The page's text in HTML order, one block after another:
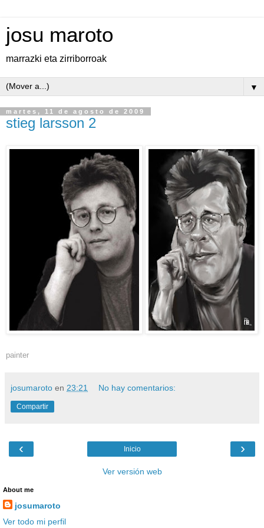
josu maroto
marrazki eta zirriborroak
▼
martes, 11 de agosto de 2009
stieg larsson 2
painter
josumaroto en 23:21 No hay comentarios:
Compartir
‹ ›
Inicio
Ver versión web
About me
josumaroto
Ver todo mi perfil